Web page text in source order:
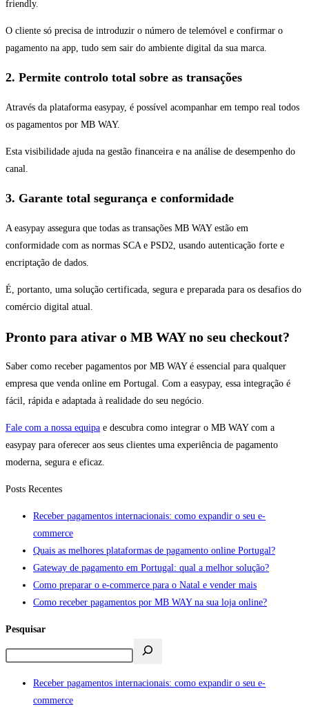
friendly.
O cliente só precisa de introduzir o número de telemóvel e confirmar o
pagamento na app, tudo sem sair do ambiente digital da sua marca.
2. Permite controlo total sobre as transações
Através da plataforma easypay, é possível acompanhar em tempo real todos
os pagamentos por MB WAY.
Esta visibilidade ajuda na gestão financeira e na análise de desempenho do
canal.
3. Garante total segurança e conformidade
A easypay assegura que todas as transações MB WAY estão em
conformidade com as normas SCA e PSD2, usando autenticação forte e
encriptação de dados.
É, portanto, uma solução certificada, segura e preparada para os desafios do
comércio digital atual.
Pronto para ativar o MB WAY no seu checkout?
Saber como receber pagamentos por MB WAY é essencial para qualquer
empresa que venda online em Portugal. Com a easypay, essa integração é
fácil, rápida e adaptada à realidade do seu negócio.
Fale com a nossa equipa e descubra como integrar o MB WAY com a
easypay para oferecer aos seus clientes uma experiência de pagamento
moderna, segura e eficaz.
Posts Recentes
Receber pagamentos internacionais: como expandir o seu e-
commerce
Quais as melhores plataformas de pagamento online Portugal?
Gateway de pagamento em Portugal: qual a melhor solução?
Como preparar o e-commerce para o Natal e vender mais
Como receber pagamentos por MB WAY na sua loja online?
Pesquisar
Receber pagamentos internacionais: como expandir o seu e-
commerce